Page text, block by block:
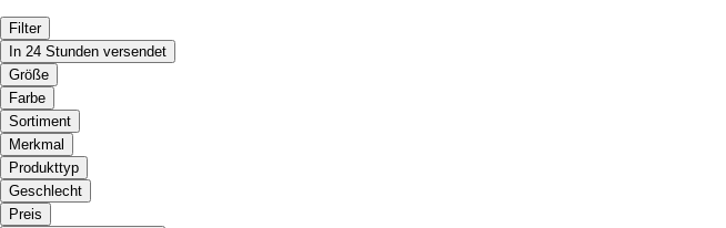
Filter
In 24 Stunden versendet
Größe
Farbe
Sortiment
Merkmal
Produkttyp
Geschlecht
Preis